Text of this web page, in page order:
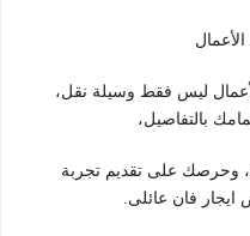
في بيئة الأعمال ليس فقط وسيلة نقل،
بالتفاصيل،
وحرصك على تقديم تجربة
فان عائلى.